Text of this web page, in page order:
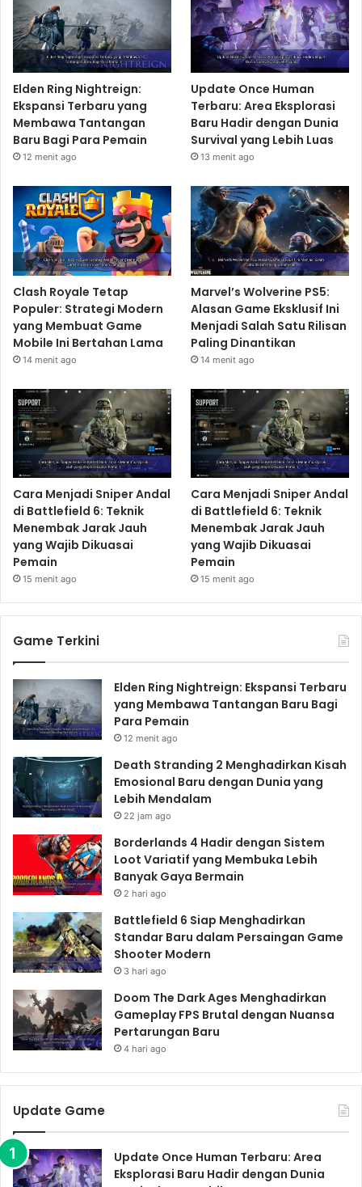
Elden Ring Nightreign:
Ekspansi Terbaru yang
Membawa Tantangan
Baru Bagi Para Pemain
12 menit ago
Update Once Human
Terbaru: Area Eksplorasi
Baru Hadir dengan Dunia
Survival yang Lebih Luas
13 menit ago
Clash Royale Tetap
Populer: Strategi Modern
yang Membuat Game
Mobile Ini Bertahan Lama
14 menit ago
Marvel’s Wolverine PS5:
Alasan Game Eksklusif Ini
Menjadi Salah Satu Rilisan
Paling Dinantikan
14 menit ago
Cara Menjadi Sniper Andal
di Battlefield 6: Teknik
Menembak Jarak Jauh
yang Wajib Dikuasai
Pemain
15 menit ago
Cara Menjadi Sniper Andal
di Battlefield 6: Teknik
Menembak Jarak Jauh
yang Wajib Dikuasai
Pemain
15 menit ago
Game Terkini
Elden Ring Nightreign: Ekspansi Terbaru
yang Membawa Tantangan Baru Bagi
Para Pemain
12 menit ago
Death Stranding 2 Menghadirkan Kisah
Emosional Baru dengan Dunia yang
Lebih Mendalam
22 jam ago
Borderlands 4 Hadir dengan Sistem
Loot Variatif yang Membuka Lebih
Banyak Gaya Bermain
2 hari ago
Battlefield 6 Siap Menghadirkan
Standar Baru dalam Persaingan Game
Shooter Modern
3 hari ago
Doom The Dark Ages Menghadirkan
Gameplay FPS Brutal dengan Nuansa
Pertarungan Baru
4 hari ago
Update Game
Update Once Human Terbaru: Area
Eksplorasi Baru Hadir dengan Dunia